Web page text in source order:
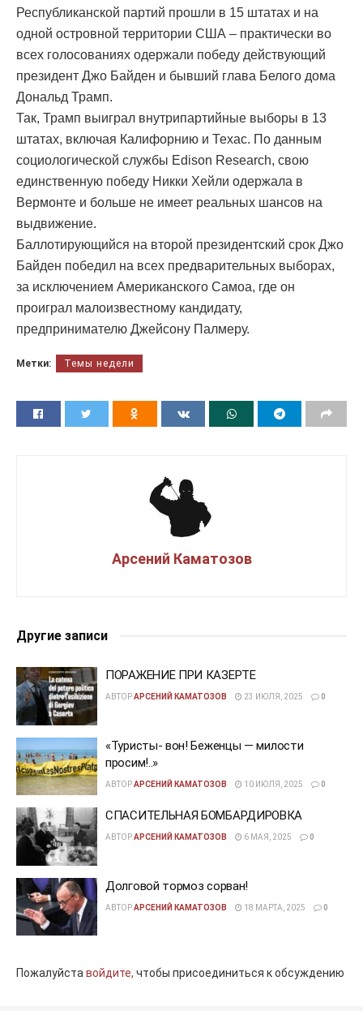
Республиканской партий прошли в 15 штатах и на
одной островной территории США – практически во
всех голосованиях одержали победу действующий
президент Джо Байден и бывший глава Белого дома
Дональд Трамп.
Так, Трамп выиграл внутрипартийные выборы в 13
штатах, включая Калифорнию и Техас. По данным
социологической службы Edison Research, свою
единственную победу Никки Хейли одержала в
Вермонте и больше не имеет реальных шансов на
выдвижение.
Баллотирующийся на второй президентский срок Джо
Байден победил на всех предварительных выборах,
за исключением Американского Самоа, где он
проиграл малоизвестному кандидату,
предпринимателю Джейсону Палмеру.
Метки: Темы недели
Арсений Каматозов
Другие записи
ПОРАЖЕНИЕ ПРИ КАЗЕРТЕ
АВТОРАРСЕНИЙ КАМАТОЗОВ 23 ИЮЛЯ, 2025 0
«Туристы- вон! Беженцы — милости
просим!..»
АВТОРАРСЕНИЙ КАМАТОЗОВ 10 ИЮЛЯ, 2025 0
СПАСИТЕЛЬНАЯ БОМБАРДИРОВКА
АВТОРАРСЕНИЙ КАМАТОЗОВ 6 МАЯ, 2025 0
Долговой тормоз сорван!
АВТОРАРСЕНИЙ КАМАТОЗОВ 18 МАРТА, 2025 0
Пожалуйставойдите, чтобы присоединиться к обсуждению